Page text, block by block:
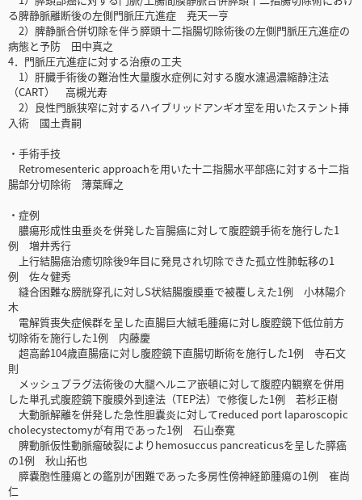
る脾静脈離断後の左側門脈圧亢進症 尭天一亨
2）脾静脈合併切除を伴う膵頭十二指腸切除術後の左側門脈圧亢進症の
病態と予防 田中真之
4．門脈圧亢進症に対する治療の工夫
1）肝臓手術後の難治性大量腹水症例に対する腹水濾過濃縮静注法
（CART） 高槻光寿
2）良性門脈狭窄に対するハイブリッドアンギオ室を用いたステント挿
入術 國土貴嗣
・手術手技
Retromesenteric approachを用いた十二指腸水平部癌に対する十二指
腸部分切除術 薄葉輝之
・症例
膿瘍形成性虫垂炎を併発した盲腸癌に対して腹腔鏡手術を施行した1
例 増井秀行
上行結腸癌治癒切除後9年目に発見され切除できた孤立性肺転移の1
例 佐々健秀
縫合困難な膀胱穿孔に対しS状結腸腹膜垂で被覆しえた1例 小林陽介
木
電解質喪失症候群を呈した直腸巨大絨毛腫瘍に対し腹腔鏡下低位前方
切除術を施行した1例 内藤慶
超高齢104歳直腸癌に対し腹腔鏡下直腸切断術を施行した1例 寺石文
則
メッシュプラグ法術後の大腿ヘルニア嵌頓に対して腹腔内観察を併用
した単孔式腹腔鏡下腹膜外到達法（TEP法）で修復した1例 若杉正樹
大動脈解離を併発した急性胆嚢炎に対してreduced port laparoscopic
cholecystectomyが有用であった1例 石山泰寛
脾動脈仮性動脈瘤破裂によりhemosuccus pancreaticusを呈した膵癌
の1例 秋山拓也
膵嚢胞性腫瘍との鑑別が困難であった多房性傍神経節腫瘍の1例 崔尚
仁